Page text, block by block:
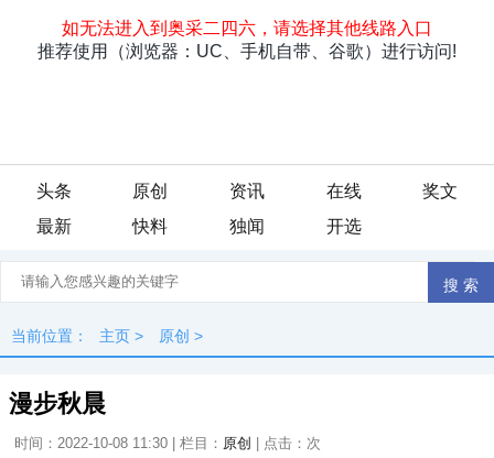
头条 原创 资讯 在线
奖文
最新
快料 独闻 开选
当前位置： 主页 > 原创 >
漫步秋晨
时间：2022-10-08 11:30 | 栏目： 原创 | 点击： 次